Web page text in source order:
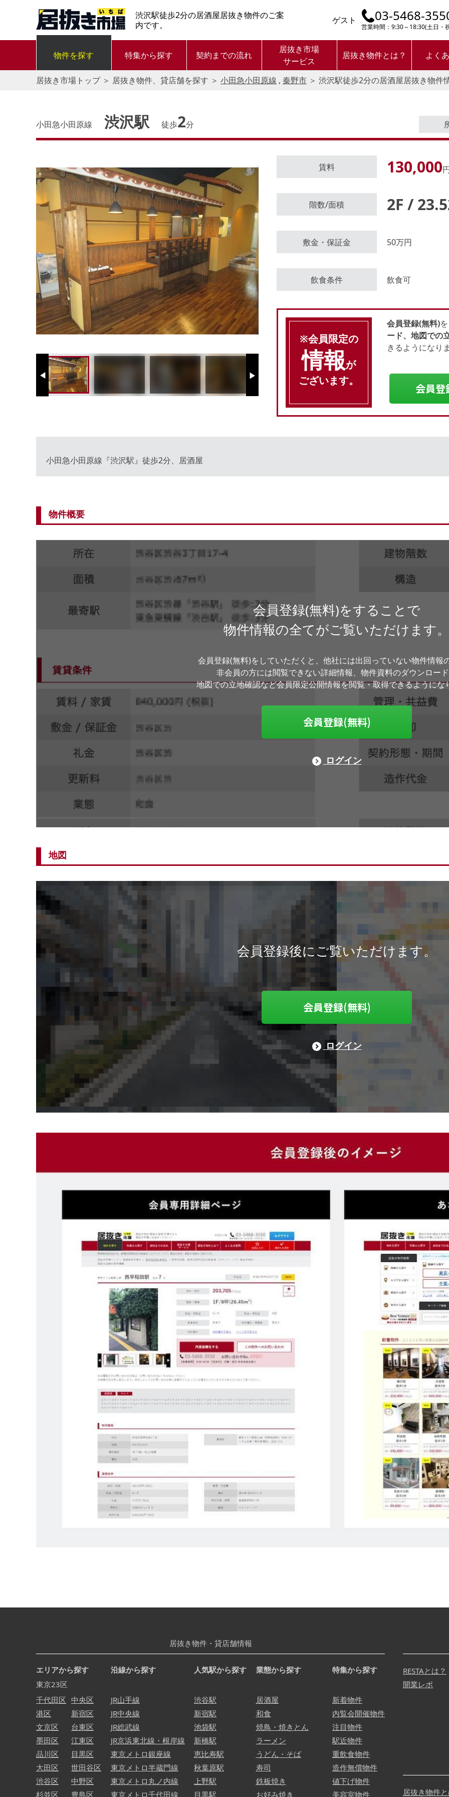
渋沢駅徒歩2分の居酒屋居抜き物件のご案
内です。
ゲスト 03-5468-
営業時間：9:30～18:30(土日・
物件を探す 特集から探す 契約までの流れ
居抜き市場
サービス
居抜き物件とは？ よく
居抜き市場トップ＞ 居抜き物件、貸店舗を探す ＞ 小田急小田原線 , 秦野市 ＞ 渋沢駅徒歩2分の居酒屋居抜き物件
小田急小田原線 渋沢駅 徒歩2分
ログイン後に
物件情報の全てがご覧いただけま
Previous Next
賃料 130,000
階数/面積 2F /
敷金・保証金 50万円
飲食条件 飲食可
※会員限定の
情報が
ございます。
会員登録(無料)
ード、地図での
きるようになり
会員
小田急小田原線『渋沢駅』徒歩2分、居酒屋
物件概要
会員登録(無料)をすることで
物件情報の全てがご覧いただけます
会員登録(無料)をしていただくと、他社には出回っていない物件情報
非会員の方には閲覧できない詳細情報、物件資料のダウンロー
地図での立地確認など会員限定公開情報を閲覧・取得できるようにな
会員登録(無料)
ログイン
地図
会員登録後にご覧いただけます。
会員登録(無料)
ログイン
居抜き物件・貸店舗情報
エリアから探す
東京23区
千代田区
港区
文京区
墨田区
品川区
大田区
渋谷区
杉並区
中央区
新宿区
台東区
江東区
目黒区
世田谷区
中野区
豊島区
沿線から探す
JR山手線
JR中央線
JR総武線
JR京浜東北線・根岸線
東京メトロ銀座線
東京メトロ半蔵門線
東京メトロ丸ノ内線
東京メトロ千代田線
人気駅から探す
渋谷駅
新宿駅
池袋駅
新橋駅
恵比寿駅
秋葉原駅
上野駅
目黒駅
業態から探す
居酒屋
和食
焼鳥・焼きとん
ラーメン
うどん・そば
寿司
鉄板焼き
お好み焼き
特集から探す
新着物件
内覧会開催物件
注目物件
駅近物件
重飲食物件
造作無償物件
値下げ物件
美容室物件
RESTAとは？
開業レポ
居抜き物件